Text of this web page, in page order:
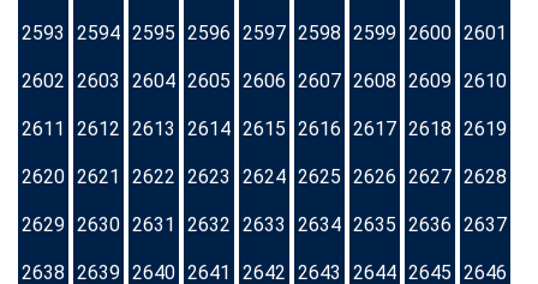
2593 2594 2595 2596 2597 2598 2599 2600 2601
2602 2603 2604 2605 2606 2607 2608 2609 2610
2611 2612 2613 2614 2615 2616 2617 2618 2619
2620 2621 2622 2623 2624 2625 2626 2627 2628
2629 2630 2631 2632 2633 2634 2635 2636 2637
2638 2639 2640 2641 2642 2643 2644 2645 2646